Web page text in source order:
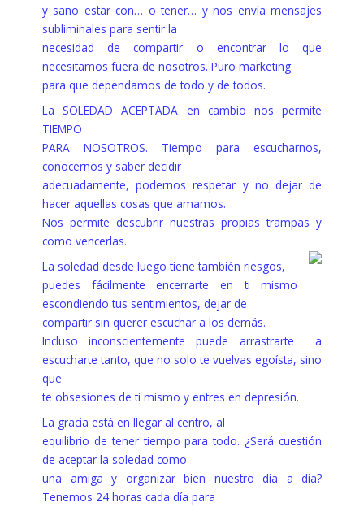
y sano estar con… o tener… y nos envía mensajes
subliminales para sentir la
necesidad de compartir o encontrar lo que
necesitamos fuera de nosotros. Puro marketing
para que dependamos de todo y de todos.
La SOLEDAD ACEPTADA en cambio nos permite
TIEMPO
PARA NOSOTROS. Tiempo para escucharnos,
conocernos y saber decidir
adecuadamente, podernos respetar y no dejar de
hacer aquellas cosas que amamos.
Nos permite descubrir nuestras propias trampas y
como vencerlas.
La soledad desde luego tiene también riesgos,
puedes fácilmente encerrarte en ti mismo
escondiendo tus sentimientos, dejar de
compartir sin querer escuchar a los demás.
Incluso inconscientemente puede arrastrarte a
escucharte tanto, que no solo te vuelvas egoísta, sino
que
te obsesiones de ti mismo y entres en depresión.
La gracia está en llegar al centro, al
equilibrio de tener tiempo para todo. ¿Será cuestión
de aceptar la soledad como
una amiga y organizar bien nuestro día a día?
Tenemos 24 horas cada día para